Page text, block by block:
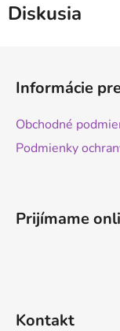
Diskusia
Informácie
Obchodné
Podmienky
Prijímame
Kontakt